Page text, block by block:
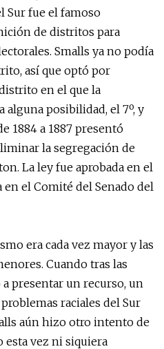
Sur fue el famoso
de distritos para
Smalls ya no podía
así que optó por
en el que la
posibilidad, el 7º, y
1884 a 1887 presentó
la segregación de
La ley fue aprobada en el
el Comité del Senado del
era cada vez mayor y las
Cuando tras las
presentar un recurso, un
raciales del Sur
aún hizo otro intento de
esta vez ni siquiera